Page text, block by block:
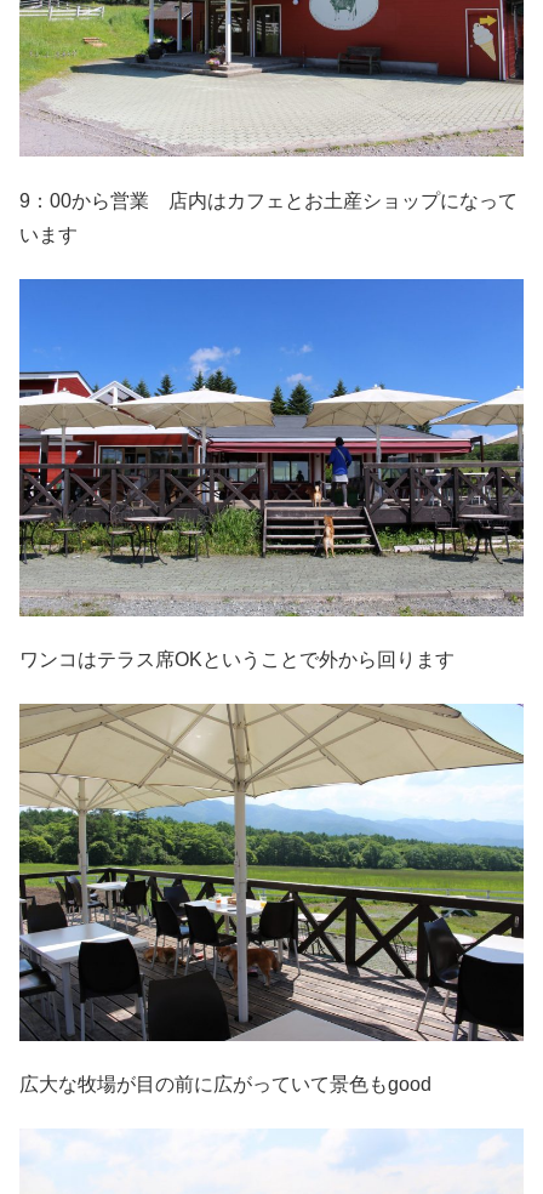
9：00から営業 店内はカフェとお土産ショップになって
います
ワンコはテラス席OKということで外から回ります
広大な牧場が目の前に広がっていて景色もgood